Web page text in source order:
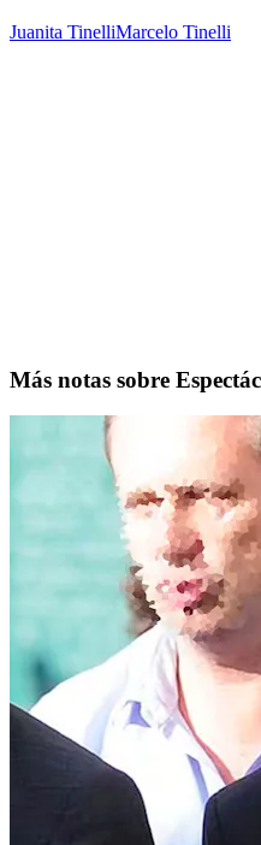
Juanita TinelliMarcelo Tinelli
Más notas sobre